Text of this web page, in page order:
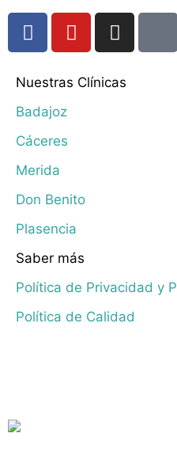
Nuestras Clínicas
Badajoz
Cáceres
Merida
Don Benito
Plasencia
Saber más
Política de Privacidad y
Política de Calidad